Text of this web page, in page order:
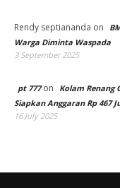
Rendy septiananda on
Warga Diminta Waspada
3 September 2025
pt 777on
Kolam Renang
Siapkan Anggaran Rp 467
16 July 2025